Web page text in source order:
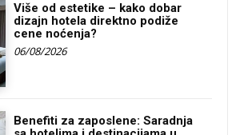
Više od estetike – kako dobar
dizajn hotela direktno podiže
cene noćenja?
06/08/2026
Benefiti za zaposlene: Saradnja